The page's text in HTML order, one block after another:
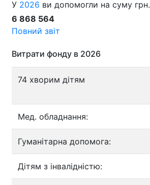
У 2026 ви допомогли на суму грн.
6 868 564
Повний звіт
Витрати фонду в 2026
74 хворим дітям
Мед. обладнання:
Гуманітарна допомога:
Дітям з інвалідністю: